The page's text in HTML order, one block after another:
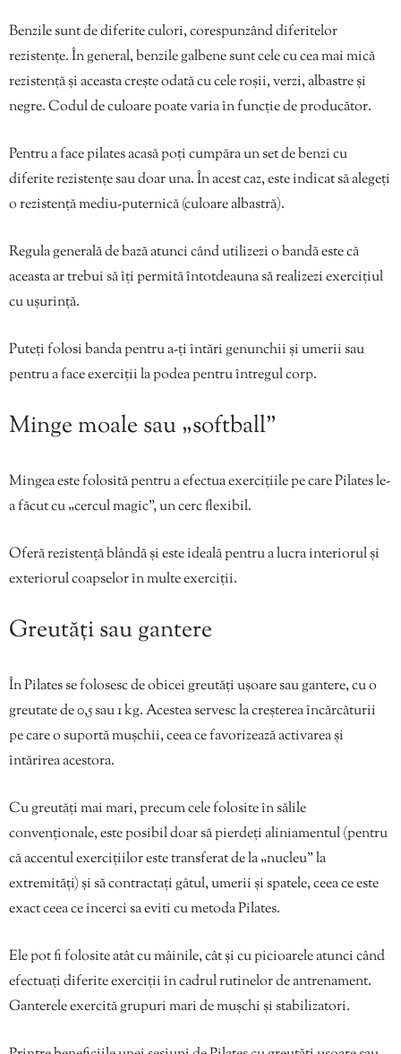
Benzile sunt de diferite culori, corespunzând diferitelor
rezistențe. În general, benzile galbene sunt cele cu cea mai mică
rezistență și aceasta crește odată cu cele roșii, verzi, albastre și
negre. Codul de culoare poate varia în funcție de producător.
Pentru a face pilates acasă poți cumpăra un set de benzi cu
diferite rezistențe sau doar una. În acest caz, este indicat să alegeți
o rezistență mediu-puternică (culoare albastră).
Regula generală de bază atunci când utilizezi o bandă este că
aceasta ar trebui să îți permită întotdeauna să realizezi exercițiul
cu ușurință.
Puteți folosi banda pentru a-ți întări genunchii și umerii sau
pentru a face exerciții la podea pentru întregul corp.
Minge moale sau „softball”
Mingea este folosită pentru a efectua exercițiile pe care Pilates le-
a făcut cu „cercul magic”, un cerc flexibil.
Oferă rezistență blândă și este ideală pentru a lucra interiorul și
exteriorul coapselor în multe exerciții.
Greutăți sau gantere
În Pilates se folosesc de obicei greutăți ușoare sau gantere, cu o
greutate de 0,5 sau 1 kg. Acestea servesc la creșterea încărcăturii
pe care o suportă mușchii, ceea ce favorizează activarea și
întărirea acestora.
Cu greutăți mai mari, precum cele folosite în sălile
convenționale, este posibil doar să pierdeți aliniamentul (pentru
că accentul exercițiilor este transferat de la „nucleu” la
extremități) și să contractați gâtul, umerii și spatele, ceea ce este
exact ceea ce incerci sa eviti cu metoda Pilates.
Ele pot fi folosite atât cu mâinile, cât și cu picioarele atunci când
efectuați diferite exerciții în cadrul rutinelor de antrenament.
Ganterele exercită grupuri mari de mușchi și stabilizatori.